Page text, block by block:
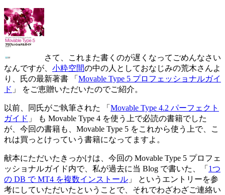
さて、これまた書くのが遅くなってごめんなさい
なんですが、 小粋空間の中の人としておなじみの荒木さんよ
り、氏の最新著書 「 Movable Type 5 プロフェッショナルガイ
ド 」 をご恵贈いただいたのでご紹介。
以前、同氏がご執筆された 「 Movable Type 4.2 パーフェクト
ガイド 」 も Movable Type 4 を使う上で必読の書籍でした
が、今回の書籍も、Movable Type 5 をこれから使う上で、こ
れは買っとけっていう書籍になってますよ。
献本にただいたきっかけは、今回の Movable Type 5 プロフェ
ッショナルガイド内で、私が過去に当 Blog で書いた、「 1つ
の DB で MT4 を複数インストール 」 というエントリーを参
考にしていただいたということで、それでわざわざご連絡い